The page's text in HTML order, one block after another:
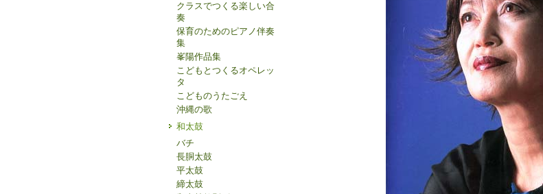
クラスでつくる楽しい合
奏
保育のためのピアノ伴奏
集
峯陽作品集
こどもとつくるオペレッ
タ
こどものうたごえ
沖縄の歌
和太鼓
バチ
長胴太鼓
平太鼓
締太鼓